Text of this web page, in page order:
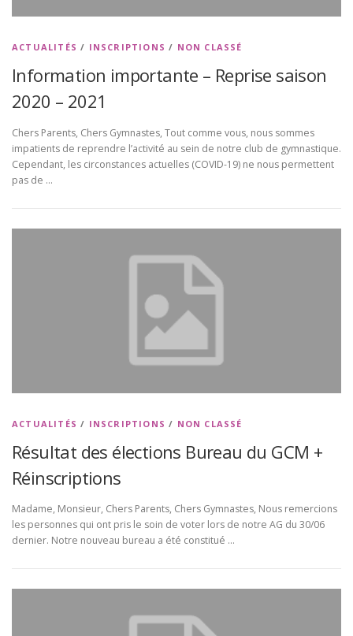
ACTUALITÉS / INSCRIPTIONS / NON CLASSÉ
Information importante – Reprise saison
2020 – 2021
Chers Parents, Chers Gymnastes, Tout comme vous, nous sommes
impatients de reprendre l’activité au sein de notre club de gymnastique.
Cependant, les circonstances actuelles (COVID-19) ne nous permettent
pas de …
ACTUALITÉS / INSCRIPTIONS / NON CLASSÉ
Résultat des élections Bureau du GCM +
Réinscriptions
Madame, Monsieur, Chers Parents, Chers Gymnastes, Nous remercions
les personnes qui ont pris le soin de voter lors de notre AG du 30/06
dernier. Notre nouveau bureau a été constitué …